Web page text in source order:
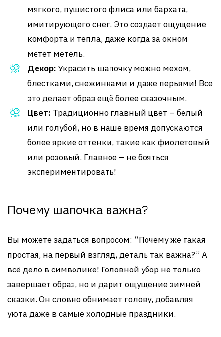
мягкого, пушистого флиса или бархата,
имитирующего снег. Это создает ощущение
комфорта и тепла, даже когда за окном
метет метель.
Декор: Украсить шапочку можно мехом,
блестками, снежинками и даже перьями! Все
это делает образ ещё более сказочным.
Цвет: Традиционно главный цвет – белый
или голубой, но в наше время допускаются
более яркие оттенки, такие как фиолетовый
или розовый. Главное – не бояться
экспериментировать!
Почему шапочка важна?
Вы можете задаться вопросом: “Почему же такая
простая, на первый взгляд, деталь так важна?” А
всё дело в символике! Головной убор не только
завершает образ, но и дарит ощущение зимней
сказки. Он словно обнимает голову, добавляя
уюта даже в самые холодные праздники.